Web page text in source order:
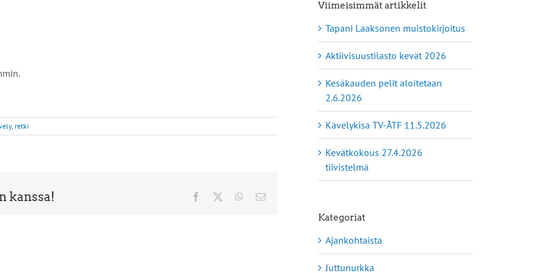
, retki
kanssa! Facebook WhatsAppSähköposti
Viimeisimmät artikkelit
Tapani Laaksonen muistokirjoitus
Aktiivisuustilasto kevät 2026
Kesäkauden pelit aloitetaan
2.6.2026
Kävelykisa TV-ÅTF 11.5.2026
Kevätkokous 27.4.2026
tiivistelmä
Kategoriat
Ajankohtaista
Juttunurkka